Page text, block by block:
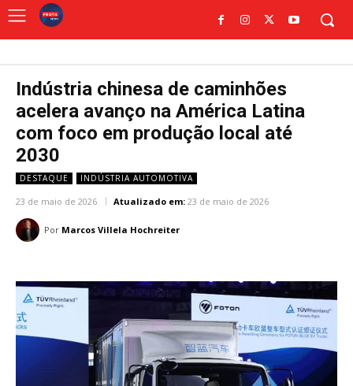
Indústria chinesa de caminhões
acelera avanço na América Latina
com foco em produção local até
2030
DESTAQUE INDÚSTRIA AUTOMOTIVA
23 de maio de 2026 Atualizado em: 23 de maio de 2026
Por Marcos Villela Hochreiter